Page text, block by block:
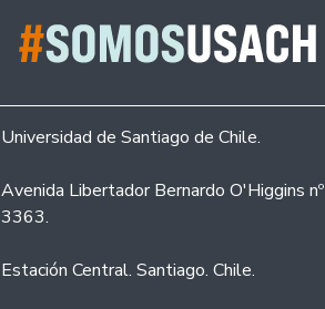
Universidad de Santiago de Chile.
Avenida Libertador Bernardo O'Higgins nº
3363.
Estación Central. Santiago. Chile.